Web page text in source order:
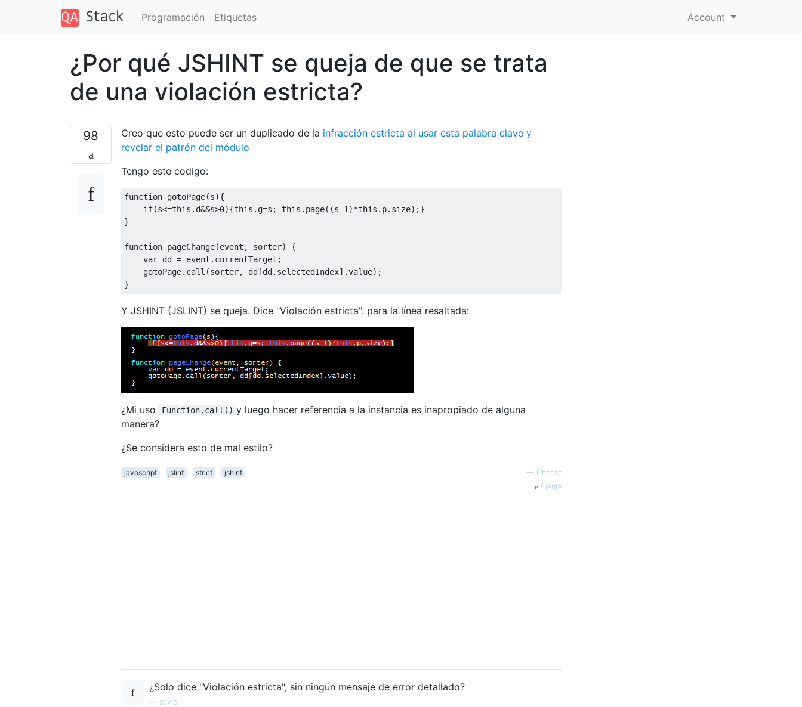
Programación Etiquetas Account
¿Por qué JSHINT se queja de que se trata
de una violación estricta?
98 Creo que esto puede ser un duplicado de la infracción estricta al usar esta palabra clave y
revelar el patrón del módulo
Tengo este codigo:
function gotoPage(s){
if(s<=this . d&&s>0){this . g=s ; this . page((s-1 )*this . p. size);}
}
function pageChange(event , sorter)
{
var dd = event . currentTarget ;
    gotoPage
. call (sorter, dd[dd. selectedIndex].value);
}
Y JSHINT (JSLINT) se queja. Dice "Violación estricta". para la línea resaltada:
¿Mi uso Function.call() y luego hacer referencia a la instancia es inapropiado de alguna
manera?
¿Se considera esto de mal estilo?
javascript jslint strict jshint — Cheeso
fuente
¿Solo dice "Violación estricta", sin ningún mensaje de error detallado?
stivlo